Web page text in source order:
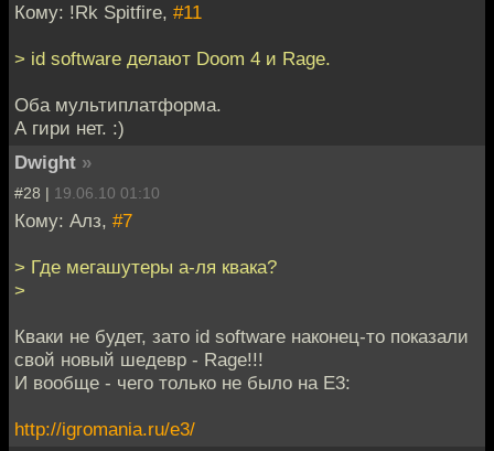
Кому: !Rk Spitfire, #11
> id software делают Doom 4 и Rage.
Оба мультиплатформа.
А гири нет. :)
Dwight »
#28 | 19.06.10 01:10
Кому: Алз, #7
> Где мегашутеры а-ля квака?
>
Кваки не будет, зато id software наконец-то показали
свой новый шедевр - Rage!!!
И вообще - чего только не было на Е3:
http://igromania.ru/e3/